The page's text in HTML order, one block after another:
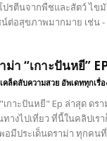
รตีนจากพืชและสัตว์ ไข
ต่อสุขภาพมากมาย เช่น
า “เกาะปันหยี”
คล็ดลับความสวย อัพเดททุกเรื่
กาะปันหยี" Ep ล่าสุด ดร
างไปเที่ยว ที่นี้ในคลิปเร
มีประเด็นดราม่า ทุกคนที่